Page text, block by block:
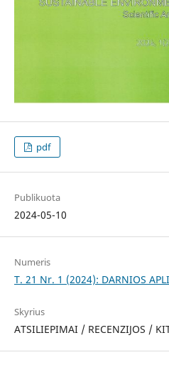
pdf
Publikuota
2024-05-10
Numeris
T. 21 Nr. 1 (2024): DARNIOS
Skyrius
ATSILIEPIMAI / RECENZIJOS /